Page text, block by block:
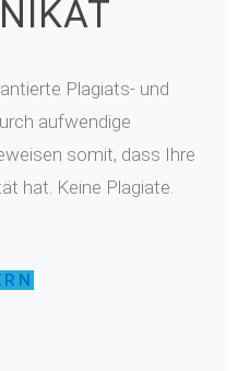
Plagiats- und
aufwendige
somit, dass Ihre
hat. Keine Plagiate.